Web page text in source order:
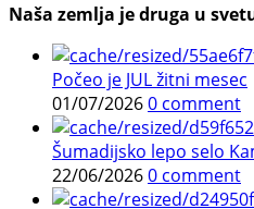
Naša zemlja je druga u
Počeo je JUL žitni mesec
01/07/20260 comment
Šumadijsko lepo selo
22/06/20260 comment